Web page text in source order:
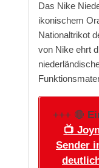
Das Nike
ikonischem
Nationaltrikot
von Nike ehrt
+++ 🔴
📺
Sender